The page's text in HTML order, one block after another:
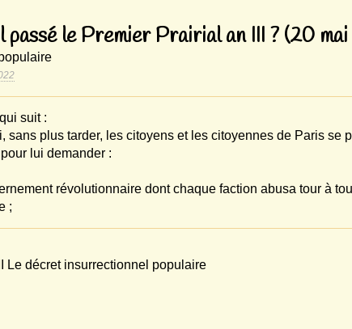
passé le Premier Prairial an III ? (20 mai
suit :
sans plus tarder, les citoyens et les citoyennes de Paris se
lui demander :
révolutionnaire dont chaque faction abusa tour à
;
Le décret insurrectionnel populaire